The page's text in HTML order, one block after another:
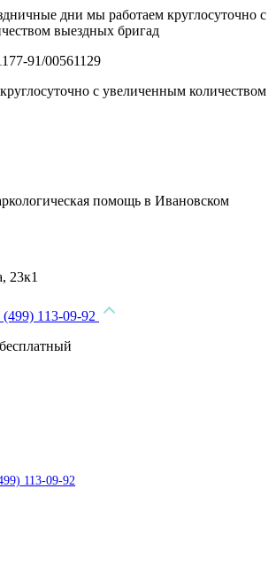
дни мы работаем круглосуточно с
выездных бригад
91/00561129
с увеличенным количеством
помощь в Ивановском
23к1
(499) 113-09-92
113-09-92